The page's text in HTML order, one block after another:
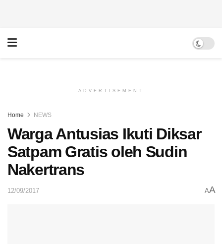
ADVERTISEMENT
Home NEWS
Warga Antusias Ikuti Diksar
Satpam Gratis oleh Sudin
Nakertrans
12/09/2017 AA